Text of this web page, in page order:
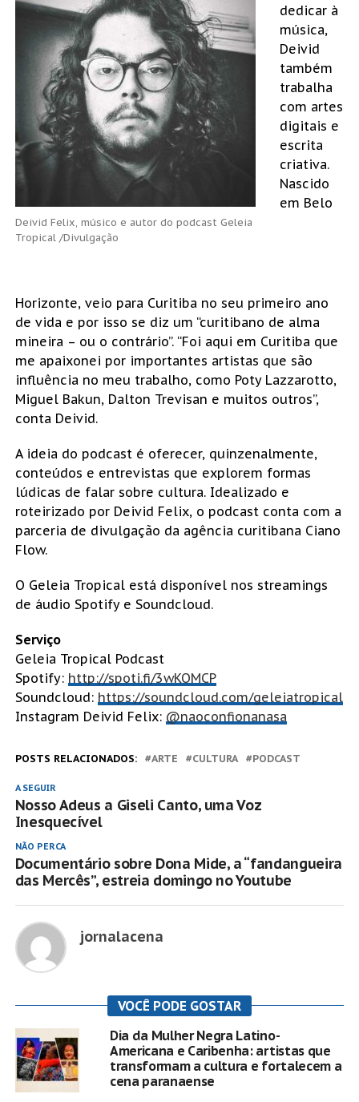
Deivid Felix, músico e autor do podcast Geleia
Tropical /Divulgação
dedicar à
música,
Deivid
também
trabalha
com artes
digitais e
escrita
criativa.
Nascido
em Belo
Horizonte, veio para Curitiba no seu primeiro ano
de vida e por isso se diz um “curitibano de alma
mineira – ou o contrário”. “Foi aqui em Curitiba que
me apaixonei por importantes artistas que são
influência no meu trabalho, como Poty Lazzarotto,
Miguel Bakun, Dalton Trevisan e muitos outros”,
conta Deivid.
A ideia do podcast é oferecer, quinzenalmente,
conteúdos e entrevistas que explorem formas
lúdicas de falar sobre cultura. Idealizado e
roteirizado por Deivid Felix, o podcast conta com a
parceria de divulgação da agência curitibana Ciano
Flow.
O Geleia Tropical está disponível nos streamings
de áudio Spotify e Soundcloud.
Serviço
Geleia Tropical Podcast
Spotify: http://spoti.fi/3wKOMCP
Soundcloud: https://soundcloud.com/geleiatropical
Instagram Deivid Felix: @naoconfionanasa
POSTS RELACIONADOS: ARTE CULTURA PODCAST
A SEGUIR
Nosso Adeus a Giseli Canto, uma Voz
Inesquecível
NÃO PERCA
Documentário sobre Dona Mide, a “fandangueira
das Mercês”, estreia domingo no Youtube
jornalacena
VOCÊ PODE GOSTAR
Dia da Mulher Negra Latino-
Americana e Caribenha: artistas que
transformam a cultura e fortalecem a
cena paranaense